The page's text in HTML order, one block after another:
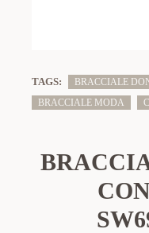
TAGS: BRACCIALE
BRACCIALE MODA